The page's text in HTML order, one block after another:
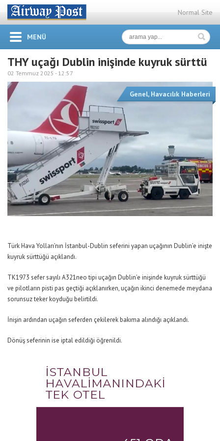
Normal Site
MENÜ
THY uçağı Dublin inişinde kuyruk sürttü
02 Temmuz 2025 - 12:57
Genel, Havacılık Haberleri
Türk Hava Yolları’nın İstanbul-Dublin seferini yapan uçağının Dublin’e inişte
kuyruk sürttüğü açıklandı.
TK1973 sefer sayılı A321neo tipi uçağın Dublin’e inişinde kuyruk sürttüğü
ve pilotların pisti pas geçtiği açıklanırken, uçağın ikinci denemede meydana
sorunsuz teker koyduğu belirtildi.
İnişin ardından uçağın seferden çekilerek bakıma alındığı açıklandı.
Dönüş seferinin ise iptal edildiği öğrenildi.